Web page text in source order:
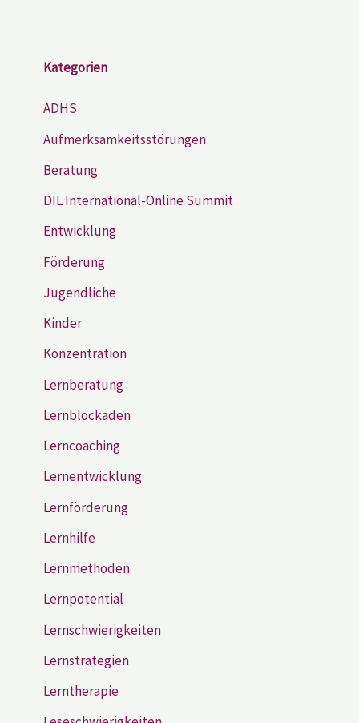
Kategorien
ADHS
Aufmerksamkeitsstörungen
Beratung
DIL International-Online Summit
Entwicklung
Förderung
Jugendliche
Kinder
Konzentration
Lernberatung
Lernblockaden
Lerncoaching
Lernentwicklung
Lernförderung
Lernhilfe
Lernmethoden
Lernpotential
Lernschwierigkeiten
Lernstrategien
Lerntherapie